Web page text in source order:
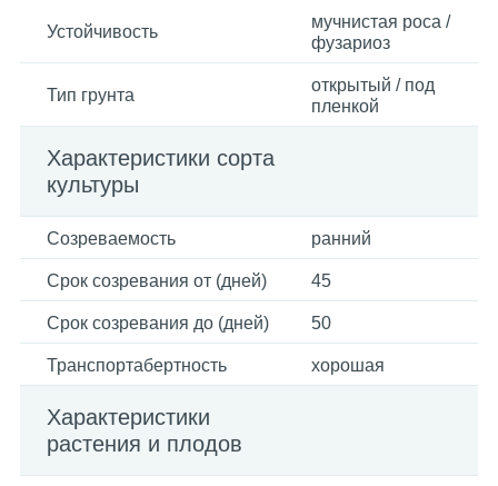
Устойчивость
мучнистая роса /
фузариоз
Тип грунта
открытый / под
пленкой
Характеристики сорта
культуры
Созреваемость ранний
Срок созревания от (дней) 45
Срок созревания до (дней) 50
Транспортабертность хорошая
Характеристики
растения и плодов